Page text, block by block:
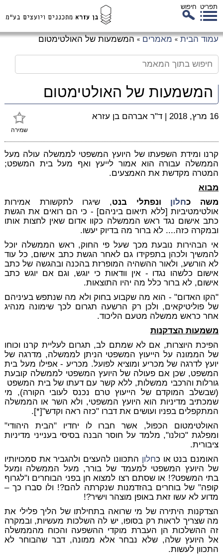
תפריט חיפוש
עמוד הבית » מאמרים » המשמעות של האולטימטום
המשמעות של האולטימטום
שמירה
16 מרץ, 2018 | ד"ר אברהם בן עזרא
קרנו ומידת השפעתו של היועץ המשפטי לממשלה עולה מעל
הממשלה עבורה הוא אמור לייעץ ואף מעל בית המשפט;
המטרה מקדשת את האמצעים.
מבוא
משה כחלון ונפתלי בנט, שיגרו לתקשורת אמירות
אולטימטיביות [ללא תיאום ביניהם] - כי הם רואים את הגשת
כתב אישום נגד ראש הממשלה כקוו אדום שאין לחצות אותו
ובמקרה כזה.... לא ברור מה בדיוק יעשו.
אי הבהירות נובעת מכך שעל פי החוק, ראש הממשלה יוכל
להמשיך ולכהן בתפקידו גם לאחר הגשת כתב אישום, כל עוד
לא הורשע, ולאור ההשהיה המופרזת בהכנה ובהגשה של כתב
אישום כלשהו נגדו - אין וודאות כי יוגש, וגם אם יוגש כתב
אישום, לא ברור כלל מה יהיו התוצאות.
"הקו האדום" - הוא מה שקבוע בחוק ולא מה שנתפש בעיניהם
של פוליטיקאים, ולכן רק הרשעה תגרום לכך שימונה מנהיג
אחר כראש ממשלה מטעם הליכוד.
משמעות הצדקנות
הפיכת היוצרות, אם לא שמתם לב, תגרום לעליית קרנו וכוחו
של הממונה על הייעוץ המשפטי הניתן לממשלה, מדרגה של
יועץ לדרגה של מכריע ומוציא לפועל. מכריע - אפילו מעל בית
המשפט, שכן אם פעולה של היועץ המשפטי לממשלה קובעת
גורלות והרכבי ממשלות, ללא קשר עם דעתו של בית המשפט
(שבשלב המוקדם של הייעוץ טרם נכנס לעובי הקורה), מי
שמכתיב מדיניות הוא היועץ המשפטי, ולא השר או הממשלה
המתקפלים בפניו ועושים את דברו "כזה ראה וקדש"[*].
האולטימטום הכפול, אשר חברו לו יחדיו "הבית היהודי"
ומפלגת "כולנו", מלמד על חוסר הבנה בסיסי בענייני מדיניות
ציבורית.
האומנם בנט או כחלון התכוונו להעצים ולהגביר את סמכויותיו
של היועץ המשפטי למעמד של בורר, מעל הממשלה ומעל
בתי המשפט?! או שסתם רצו למצוא חן בפני הבוחרים ו"לגרוף
קופה" של בוחרים בהזדמנות שנקרתה להם?! ולו סברו כך –
מדוע לא עשו זאת באופן מוצהר וישיר?!
הצדקנות היתירה של מי שרואה בתחילתו של הליך פלילי את
מה שצריך לראות רק בסופו, יש לה השלכות מעשיות, ובמקרה
זה ההשלכות הן העברת מוקדי ההשפעה והכוח מהממשלה
אל היועץ שלה, שלא נבחר אלא ממונה, דבר שהבוחר לא
התכוון לעשות.